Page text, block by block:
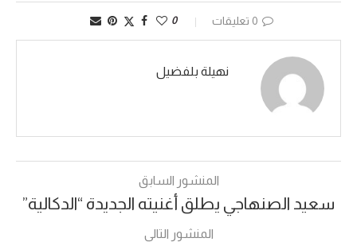
0 تعليقات 0
نهيلة بلفضيل
المنشور السابق
سعيد الصنهاجي يطلق أغنيته الجديدة “الدكالية”
المنشور التالي